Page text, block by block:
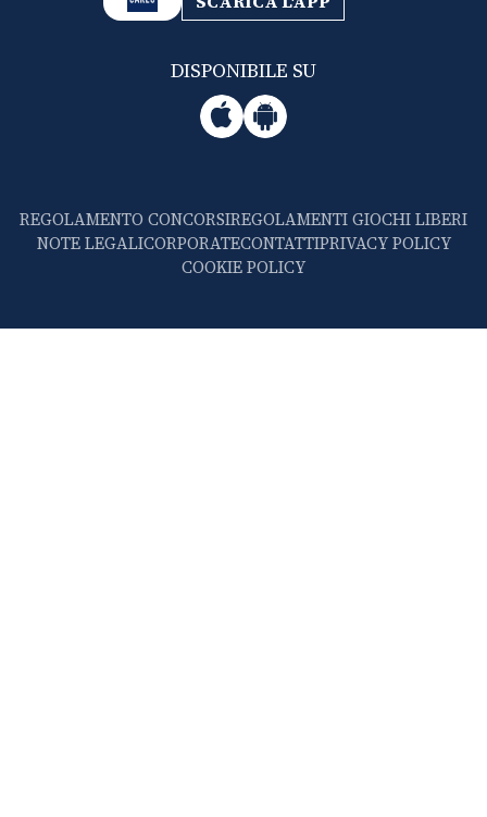
DISPONIBILE SU
REGOLAMENTO CONCORSIREGOLAMENTI GIOCHI LIBERI
NOTE LEGALICORPORATECONTATTIPRIVACY POLICY
COOKIE POLICY